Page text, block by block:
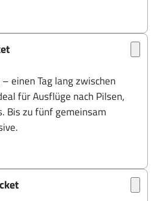
einen Tag lang zwischen
für Ausflüge nach Pilsen,
Bis zu fünf gemeinsam